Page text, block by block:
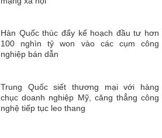
Hàn Quốc thúc đẩy kế hoạch đầu tư hơn
100 nghìn tỷ won vào các cụm công
nghiệp bán dẫn
Trung Quốc siết thương mại với hàng
chục doanh nghiệp Mỹ, căng thẳng công
nghệ tiếp tục leo thang